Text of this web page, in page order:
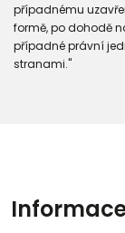
případnému
formě, po dohodě
případné právní
stranami."